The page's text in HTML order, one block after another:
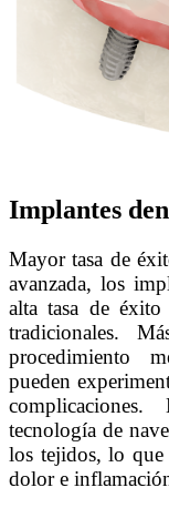
Implantes
Mayor tasa de
avanzada, los
alta tasa de
tradicionales.
procedimiento
pueden
tecnología de
los tejidos, lo que
dolor e